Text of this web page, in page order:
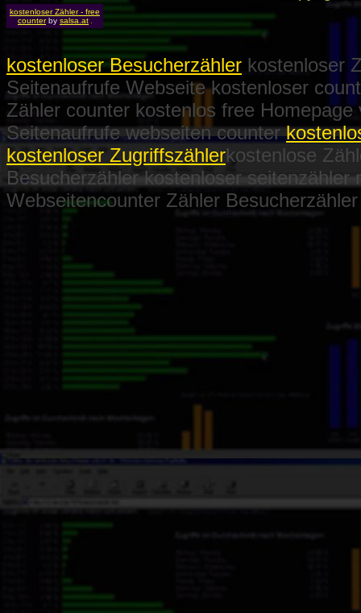
kostenloser Zähler - free
counterby salsa.at
kostenloser Besucherzähler kostenloser
Seitenaufrufe Webseite kostenloser
Zähler counter kostenlos free
Seitenaufrufe webseiten counter
kostenloser Zugriffszählerkostenlose
Besucherzähler kostenloser
Webseitencounter Zähler